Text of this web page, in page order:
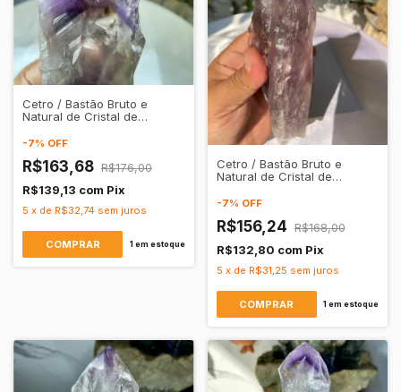
Cetro / Bastão Bruto e
Natural de Cristal de
Transparente
-7% OFF
R$163,68 R$176,00
R$139,13 com Pix
5 x de R$32,74 sem juros
1 em estoque
Cetro / Bastão Bruto e
Natural de Cristal de
Transparente
-7% OFF
R$156,24 R$168,00
R$132,80 com Pix
5 x de R$31,25 sem juros
1 em estoque